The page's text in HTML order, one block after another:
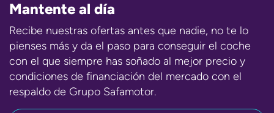
Mantente al día
Recibe nuestras ofertas antes que nadie, no te lo
pienses más y da el paso para conseguir el coche
con el que siempre has soñado al mejor precio y
condiciones de financiación del mercado con el
respaldo de Grupo Safamotor.